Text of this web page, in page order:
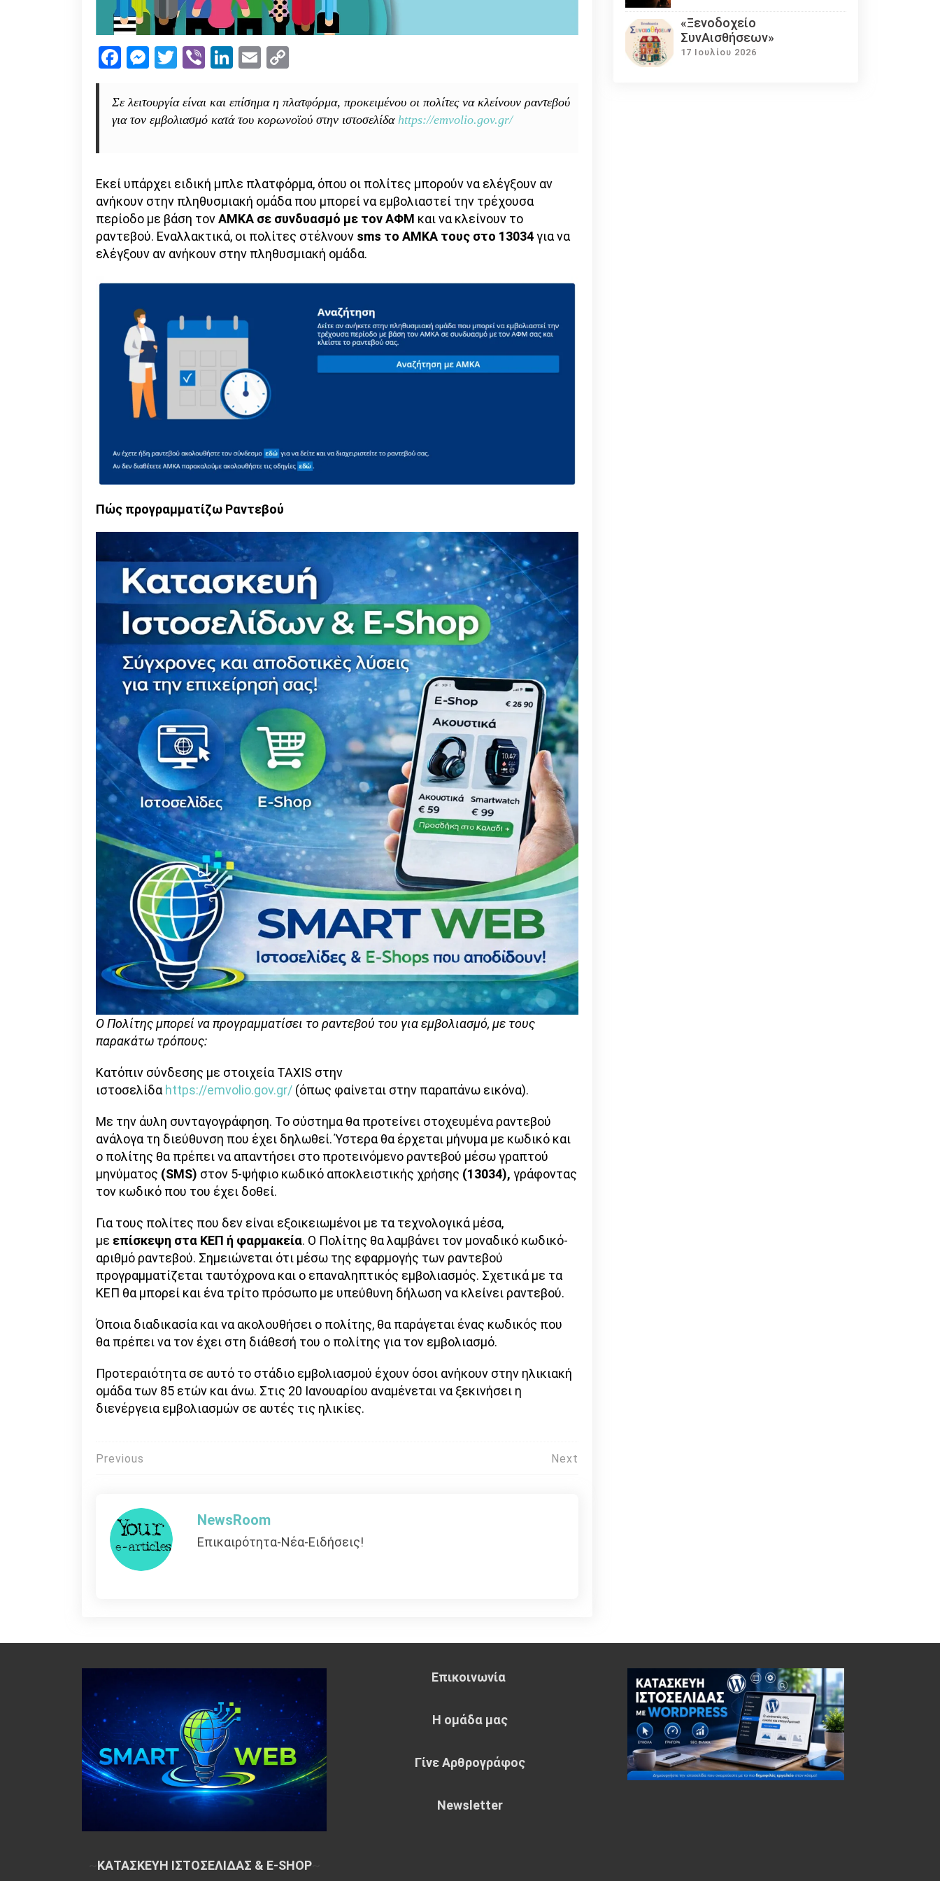
Facebook
Messenger
Twitter
ViberLinkedIn
Email
Σε λειτουργία είναι και επίσημα η πλατφόρμα, προκειμένου οι πολίτες να κλείνουν ραντεβού
για τον εμβολιασμό κατά του κορωνοϊού στην ιστοσελίδα https://emvolio.gov.gr/
Εκεί υπάρχει ειδική μπλε πλατφόρμα, όπου οι πολίτες μπορούν να ελέγξουν αν
ανήκουν στην πληθυσμιακή ομάδα που μπορεί να εμβολιαστεί την τρέχουσα
περίοδο με βάση τονΑΜΚΑ σε συνδυασμό με τον ΑΦΜ και να κλείνουν το
ραντεβού. Εναλλακτικά, οι πολίτες στέλνουν sms το ΑΜΚΑ τους στο 13034για να
ελέγξουν αν ανήκουν στην πληθυσμιακή ομάδα.
Πώς προγραμματίζω Ραντεβού
Ο Πολίτης μπορεί να προγραμματίσει το ραντεβού του για εμβολιασμό, με τους
παρακάτω τρόπους:
Κατόπιν σύνδεσης με στοιχεία TAXIS στην
ιστοσελίδα https://emvolio.gov.gr/ (όπως φαίνεται στην παραπάνω εικόνα).
Με την άυλη συνταγογράφηση. Το σύστημα θα προτείνει στοχευμένα ραντεβού
ανάλογα τη διεύθυνση που έχει δηλωθεί. Ύστερα θα έρχεται μήνυμα με κωδικό και
ο πολίτης θα πρέπει να απαντήσει στο προτεινόμενο ραντεβού μέσω γραπτού
μηνύματος (SMS) στον 5-ψήφιο κωδικό αποκλειστικής χρήσης (13034), γράφοντας
τον κωδικό που του έχει δοθεί.
Για τους πολίτες που δεν είναι εξοικειωμένοι με τα τεχνολογικά μέσα,
με επίσκεψη στα ΚΕΠ ή φαρμακεία. Ο Πολίτης θα λαμβάνει τον μοναδικό κωδικό-
αριθμό ραντεβού. Σημειώνεται ότι μέσω της εφαρμογής των ραντεβού
προγραμματίζεται ταυτόχρονα και ο επαναληπτικός εμβολιασμός. Σχετικά με τα
ΚΕΠ θα μπορεί και ένα τρίτο πρόσωπο με υπεύθυνη δήλωση να κλείνει ραντεβού.
Όποια διαδικασία και να ακολουθήσει ο πολίτης, θα παράγεται ένας κωδικός που
θα πρέπει να τον έχει στη διάθεσή του ο πολίτης για τον εμβολιασμό.
Προτεραιότητα σε αυτό το στάδιο εμβολιασμού έχουν όσοι ανήκουν στην ηλικιακή
ομάδα των 85 ετών και άνω. Στις 20 Ιανουαρίου αναμένεται να ξεκινήσει η
διενέργεια εμβολιασμών σε αυτές τις ηλικίες.
Πλοήγηση
Previous Next
NewsRoom
Επικαιρότητα-Νέα-Ειδήσεις!
«Ξενοδοχείο
ΣυνΑισθήσεων»
17 Ιουλίου 2026
ΚΑΤΑΣΚΕΥΗ ΙΣΤΟΣΕΛΙΔΑΣ & E-SHOP~
Επικοινωνία
Η ομάδα μας
Γίνε Αρθρογράφος
Newsletter